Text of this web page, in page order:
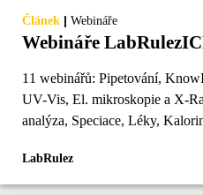
Článek | Webináře
Webináře
11 webinářů: Pipetování,
UV-Vis, El. mikroskopie a X-
analýza, Speciace, Léky,
LabRulez